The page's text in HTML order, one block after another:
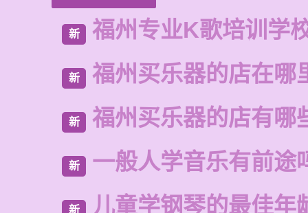
新 福州专业K歌培训学
新 福州买乐器的店在哪
新 福州买乐器的店有哪
新 一般人学音乐有前途
新 儿童学钢琴的最佳年